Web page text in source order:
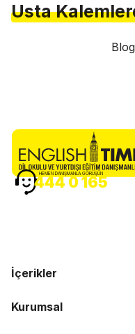
Usta
İçerikler
Kurumsal
HEMEN DANIŞMANLA GÖRÜŞÜN
444 0 165